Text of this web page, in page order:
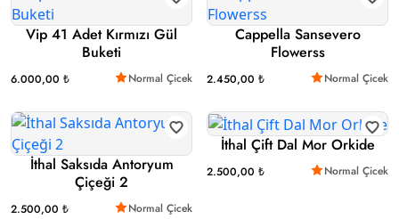
Vip 41 Adet Kırmızı Gül
Buketi
6.000,00 ₺ Normal Çicek
Cappella Sansevero
Flowerss
2.450,00 ₺ Normal Çicek
İthal Saksıda Antoryum
Çiçeği 2
2.500,00 ₺ Normal Çicek
İthal Çift Dal Mor Orkide
2.500,00 ₺ Normal Çicek